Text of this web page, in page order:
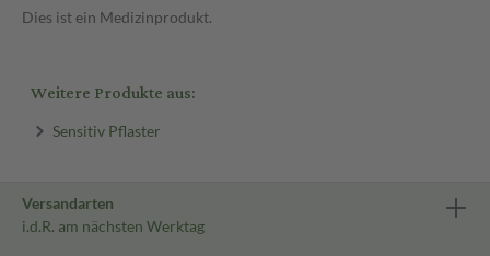
Dies ist ein Medizinprodukt.
Weitere Produkte aus:
Sensitiv Pflaster
Versandarten
i.d.R. am nächsten Werktag